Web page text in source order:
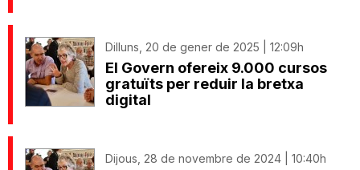
Dilluns, 20 de gener de 2025 | 12:09h
El Govern ofereix 9.000 cursos
gratuïts per reduir la bretxa
digital
Dijous, 28 de novembre de 2024 | 10:40h